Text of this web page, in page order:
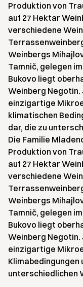
Produktion von
auf 27 Hektar
verschiedene
Weinbergs
Tamnič, gelegen
Bukovo liegt
Weinberg
einzigartige
klimatischen
dar, die zu
Die Familie
Produktion von
auf 27 Hektar
verschiedene
Weinbergs
Tamnič, gelegen
Bukovo liegt
Weinberg
einzigartige
Klimabedingungen
unterschiedlichen